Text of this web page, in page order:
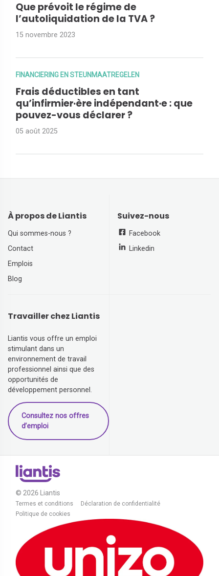
Que prévoit le régime de
l’autoliquidation de la TVA ?
15 novembre 2023
FINANCIERING EN STEUNMAATREGELEN
Frais déductibles en tant
qu’infirmier·ère indépendant·e : que
pouvez-vous déclarer ?
05 août 2025
À propos de Liantis
Qui sommes-nous ?
Contact
Emplois
Blog
Suivez-nous
Facebook
Linkedin
Travailler chez Liantis
Liantis vous offre un emploi
stimulant dans un
environnement de travail
professionnel ainsi que des
opportunités de
développement personnel.
Consultez nos offres
d’emploi
© 2026 Liantis
Termes et conditions
Déclaration de confidentialité
Politique de cookies